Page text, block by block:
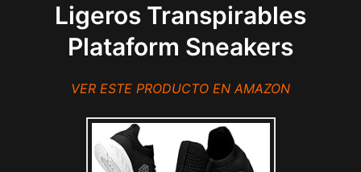
Ligeros Transpirables
Plataform Sneakers
VER ESTE PRODUCTO EN AMAZON